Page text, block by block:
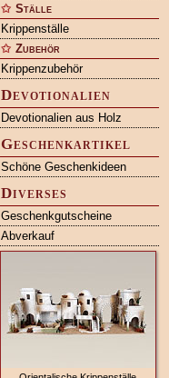
Ställe
Krippenställe
Zubehör
Krippenzubehör
Devotionalien
Devotionalien aus Holz
Geschenkartikel
Schöne Geschenkideen
Diverses
Geschenkgutscheine
Abverkauf